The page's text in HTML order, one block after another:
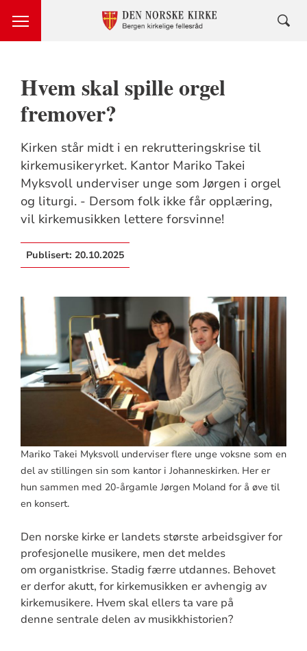
Hvem skal spille orgel
fremover?
Kirken står midt i en rekrutteringskrise til
kirkemusikeryrket. Kantor Mariko Takei
Myksvoll underviser unge som Jørgen i orgel
og liturgi. - Dersom folk ikke får opplæring,
vil kirkemusikken lettere forsvinne!
Publisert: 20.10.2025
Mariko Takei Myksvoll underviser flere unge voksne som en
del av stillingen sin som kantor i Johanneskirken. Her er
hun sammen med 20-årgamle Jørgen Moland for å øve til
en konsert.
Den norske kirke er landets største arbeidsgiver for
profesjonelle musikere, men det meldes
om organistkrise. Stadig færre utdannes. Behovet
er derfor akutt, for kirkemusikken er avhengig av
kirkemusikere. Hvem skal ellers ta vare på
denne sentrale delen av musikkhistorien?